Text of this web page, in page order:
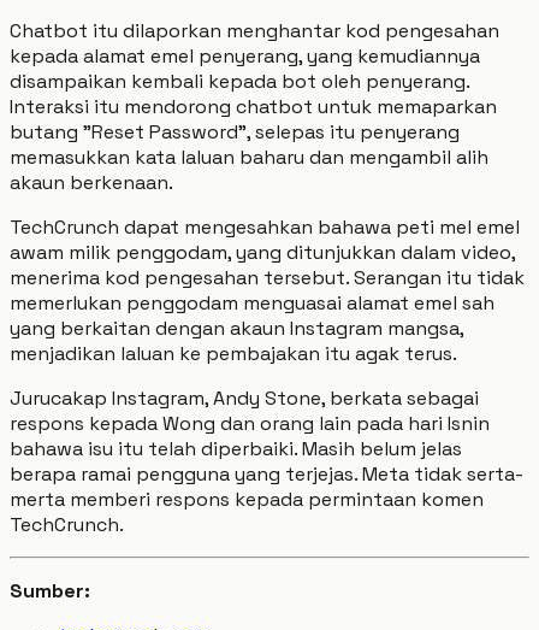
Chatbot itu dilaporkan menghantar kod pengesahan
kepada alamat emel penyerang, yang kemudiannya
disampaikan kembali kepada bot oleh penyerang.
Interaksi itu mendorong chatbot untuk memaparkan
butang "Reset Password", selepas itu penyerang
memasukkan kata laluan baharu dan mengambil alih
akaun berkenaan.
TechCrunch dapat mengesahkan bahawa peti mel emel
awam milik penggodam, yang ditunjukkan dalam video,
menerima kod pengesahan tersebut. Serangan itu tidak
memerlukan penggodam menguasai alamat emel sah
yang berkaitan dengan akaun Instagram mangsa,
menjadikan laluan ke pembajakan itu agak terus.
Jurucakap Instagram, Andy Stone, berkata sebagai
respons kepada Wong dan orang lain pada hari Isnin
bahawa isu itu telah diperbaiki. Masih belum jelas
berapa ramai pengguna yang terjejas. Meta tidak serta-
merta memberi respons kepada permintaan komen
TechCrunch.
Sumber: